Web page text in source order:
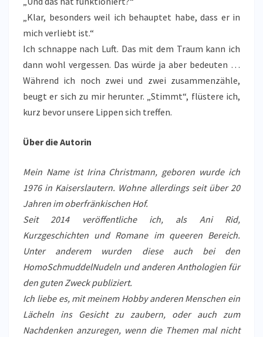
„Klar, besonders weil ich behauptet habe, dass er in
mich verliebt ist.“
Ich schnappe nach Luft. Das mit dem Traum kann ich
dann wohl vergessen. Das würde ja aber bedeuten …
Während ich noch zwei und zwei zusammenzähle,
beugt er sich zu mir herunter. „Stimmt“, flüstere ich,
kurz bevor unsere Lippen sich treffen.
Über die Autorin
Mein Name ist Irina Christmann, geboren wurde ich
1976 in Kaiserslautern. Wohne allerdings seit über 20
Jahren im oberfränkischen Hof.
Seit 2014 veröffentliche ich, als Ani Rid,
Kurzgeschichten und Romane im queeren Bereich.
Unter anderem wurden diese auch bei den
HomoSchmuddelNudeln und anderen Anthologien für
den guten Zweck publiziert.
Ich liebe es, mit meinem Hobby anderen Menschen ein
Lächeln ins Gesicht zu zaubern, oder auch zum
Nachdenken anzuregen, wenn die Themen mal nicht